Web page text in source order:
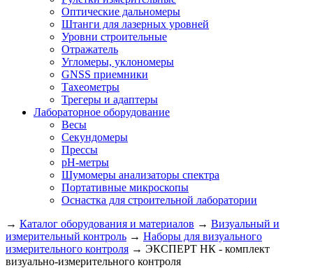
Оптические дальномеры
Штанги для лазерных уровней
Уровни строительные
Отражатель
Угломеры, уклономеры
GNSS приемники
Тахеометры
Трегеры и адаптеры
Лабораторное оборудование
Весы
Секундомеры
Прессы
pH-метры
Шумомеры анализаторы спектра
Портативные микроскопы
Оснастка для строительной лаборатории
→ Каталог оборудования и материалов → Визуальный и
измерительный контроль → Наборы для визуального
измерительного контроля → ЭКСПЕРТ НК - комплект
визуально-измерительного контроля